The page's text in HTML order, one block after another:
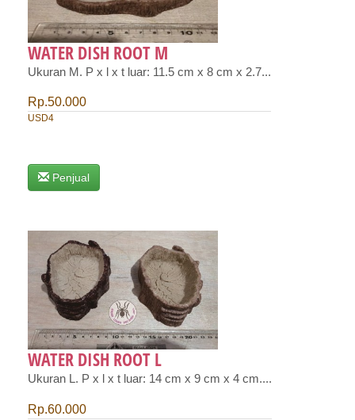
WATER DISH ROOT M
Ukuran M. P x l x t luar: 11.5 cm x 8 cm x 2.7...
Rp.50.000
USD4
Penjual
WATER DISH ROOT L
Ukuran L. P x l x t luar: 14 cm x 9 cm x 4 cm....
Rp.60.000